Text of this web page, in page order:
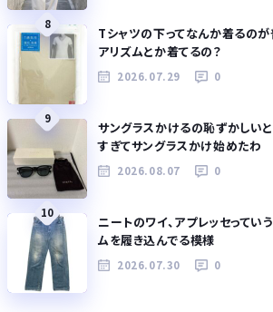
8
Tシャツの下ってなんか着るの
アリズムとか着てるの？
2026.07.29 0
9
サングラスかけるの恥ずかしい
すぎてサングラスかけ始めたわ
2026.08.07 0
10
ニートのワイ、アプレッセってい
ムを履き込んでる模様
2026.07.30 0